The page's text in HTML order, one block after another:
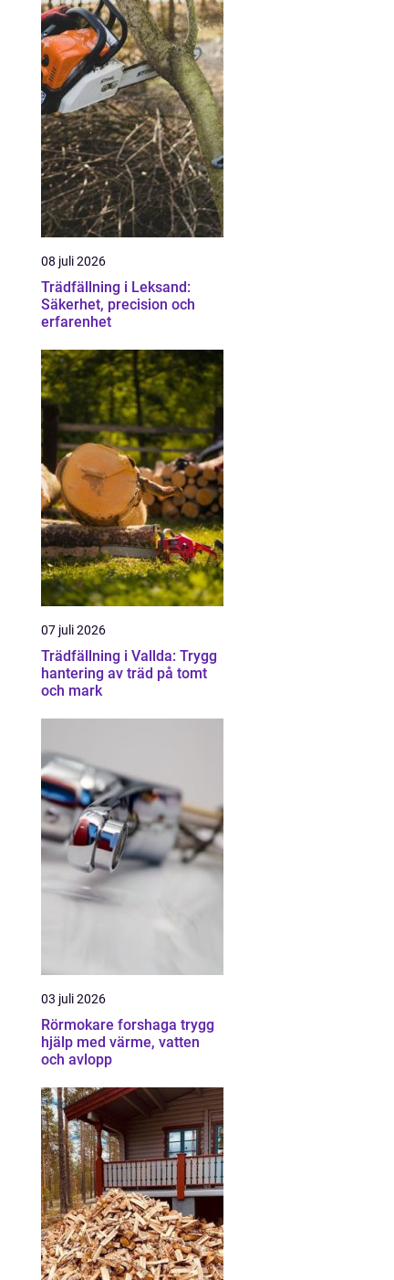
08 juli 2026
Trädfällning i Leksand:
Säkerhet, precision och
erfarenhet
07 juli 2026
Trädfällning i Vallda: Trygg
hantering av träd på tomt
och mark
03 juli 2026
Rörmokare forshaga trygg
hjälp med värme, vatten
och avlopp